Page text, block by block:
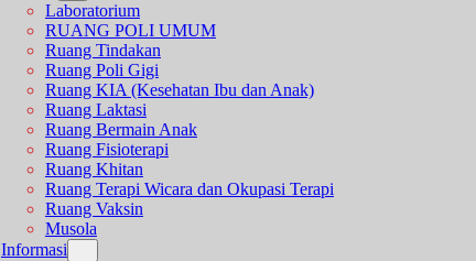
Laboratorium
RUANG POLI UMUM
Ruang Tindakan
Ruang Poli Gigi
Ruang KIA (Kesehatan Ibu dan Anak)
Ruang Laktasi
Ruang Bermain Anak
Ruang Fisioterapi
Ruang Khitan
Ruang Terapi Wicara dan Okupasi Terapi
Ruang Vaksin
Musola
Informasi